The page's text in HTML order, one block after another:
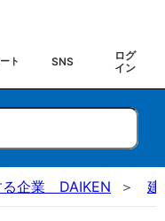
ト SNS
ログ
イン
る企業 DAIKEN 建